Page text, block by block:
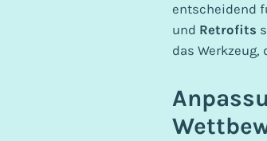
entscheidend
und Retrofits
das